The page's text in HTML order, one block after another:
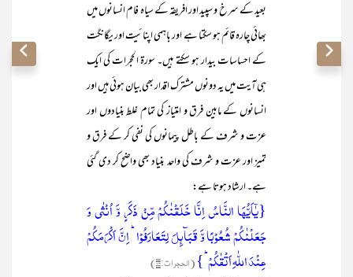
بعید کے سرخ و سپید اور افریقہ کے سیاہ فام انسانوں میں
بھائی چارہ قائم ہو سکتا ہے اور باہمی اپنائیت اور یگانگت
کے احساسات بیدار ہو سکتے ہیں۔ سورۃ الحجرات کی ایک
ہی آیت میں یہ دونوں مشترک اقدار بھی بیان ہوئی ہیں اور
انسانوں کے مابین فرق و امتیاز کی تمام غلط بنیادوں اور
عزت و شرف کے باطل پیمانوں کی نفی کر کے فرق و
تمیز اور عزت و شرف کی واحد بنیاد بھی واضح کر دی گئی
ہے۔ ارشاد ہوتا ہے:
{یٰۤاَیُّہَا النَّاسُ اِنَّا خَلَقۡنٰکُمۡ مِّنۡ ذَکَرٍ وَّ اُنۡثٰی وَ
جَعَلۡنٰکُمۡ شُعُوۡبًا وَّ قَبَآئِلَ لِتَعَارَفُوۡا ؕ اِنَّ اَکۡرَمَکُمۡ
عِنۡدَ اللّٰہِ اَتۡقٰکُمۡ ؕ}(الحجرات:۱۳)